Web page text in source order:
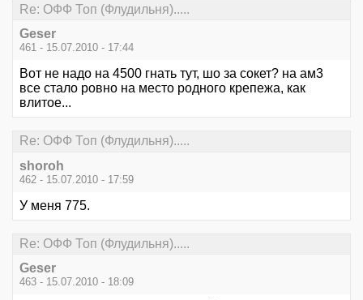
Re: ОФФ Топ (Флудильня).....
Geser
461 - 15.07.2010 - 17:44
Вот не надо на 4500 гнать тут, шо за сокет? на ам3
все стало ровно на место родного крепежа, как
влитое...
Re: ОФФ Топ (Флудильня).....
shoroh
462 - 15.07.2010 - 17:59
У меня 775.
Re: ОФФ Топ (Флудильня).....
Geser
463 - 15.07.2010 - 18:09